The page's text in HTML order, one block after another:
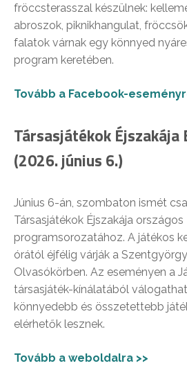
fröccsterasszal készülnek:
abroszok, piknikhangulat,
falatok várnak egy könnyed
program keretében.
Tovább a Facebook-
Társasjátékok Éjszakája
(2026. június 6.)
Június 6-án, szombaton ismét
Társasjátékok Éjszakája országos
programsorozatához. A játékos
órától éjfélig várják a
Olvasókörben. Az eseményen a
társasjáték-kínálatából
könnyedebb és összetettebb
elérhetők lesznek.
Tovább a weboldalra >>